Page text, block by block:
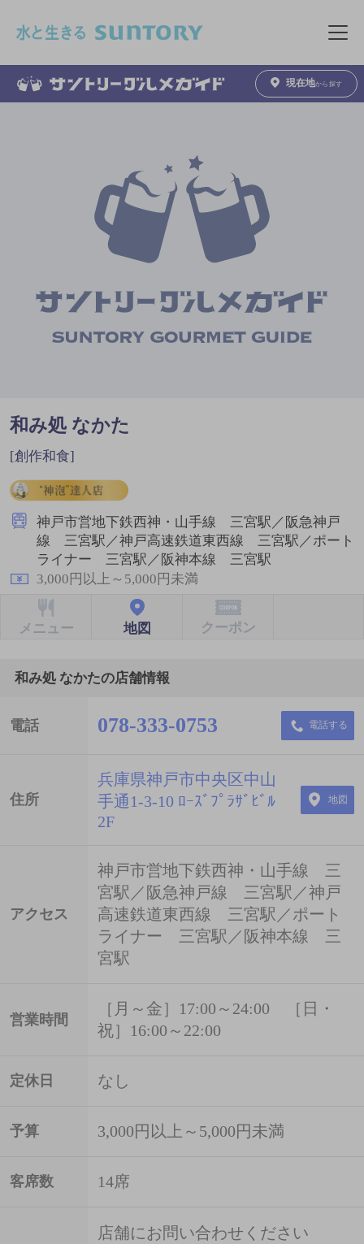
メニュ
現在地から探す
和み処 なかた
[創作和食]
神戸市営地下鉄西神・山手線 三宮駅／阪急神戸
線 三宮駅／神戸高速鉄道東西線 三宮駅／ポート
ライナー 三宮駅／阪神本線 三宮駅
3,000円以上～5,000円未満
メニュー 地図 クーポン
和み処 なかたの店舗情報
電話 078-333-0753 電話する
住所
兵庫県神戸市中央区中山
手通1-3-10 ﾛｰｽﾞﾌﾟﾗｻﾞﾋﾞﾙ
2F
地図
アクセス
神戸市営地下鉄西神・山手線 三
宮駅／阪急神戸線 三宮駅／神戸
高速鉄道東西線 三宮駅／ポート
ライナー 三宮駅／阪神本線 三
宮駅
営業時間
［月～金］17:00～24:00 ［日・
祝］16:00～22:00
定休日 なし
予算 3,000円以上～5,000円未満
客席数 14席
店舗にお問い合わせください